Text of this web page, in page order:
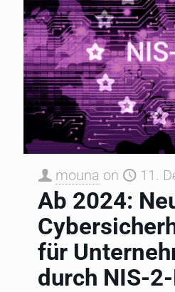
mouna on 11.
Ab 2024:
für
durch NIS-